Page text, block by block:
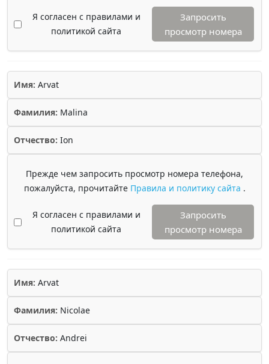
Я согласен с правилами и
политикой сайта
Запросить
просмотр номера
Имя: Arvat
Фамилия: Malina
Отчество: Ion
Прежде чем запросить просмотр номера телефона,
пожалуйста, прочитайте Правила и политику сайта .
Я согласен с правилами и
политикой сайта
Запросить
просмотр номера
Имя: Arvat
Фамилия: Nicolae
Отчество: Andrei